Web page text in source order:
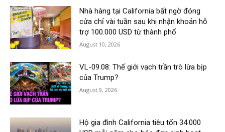
Nhà hàng tại California bất ngờ đóng
cửa chỉ vài tuần sau khi nhận khoản hỗ
trợ 100.000 USD từ thành phố
August 10, 2026
VL-09.08: Thế giới vạch trần trò lừa bịp
của Trump?
August 9, 2026
Hộ gia đình California tiêu tốn 34.000